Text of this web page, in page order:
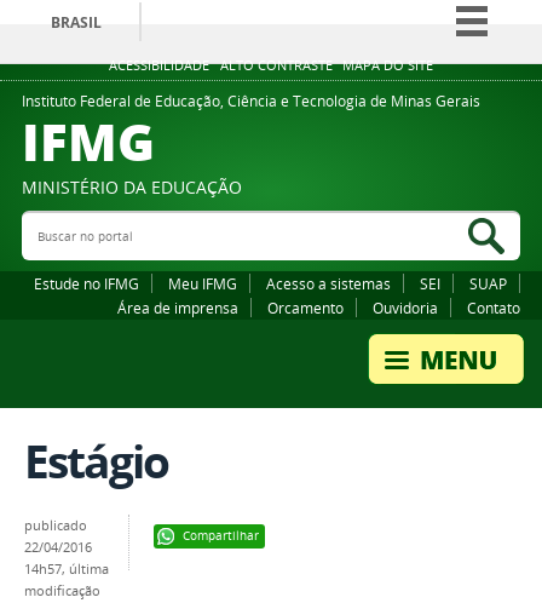
ACESSIBILIDADE ALTO CONTRASTE MAPA DO SITE
BRASIL
Simplifique!
Comunica BR
Legislação
Instituto Federal de Educação, Ciência e Tecnologia de Minas Gerais
IFMG
MINISTÉRIO DA EDUCAÇÃO
Buscar no portal
Estude no IFMG Meu IFMG Acesso a sistemas SEI
SUAP
Área de imprensa
Orcamento Ouvidoria Contato
Estágio
Compartilhar
publicado
22/04/2016
14h57, última
modificação